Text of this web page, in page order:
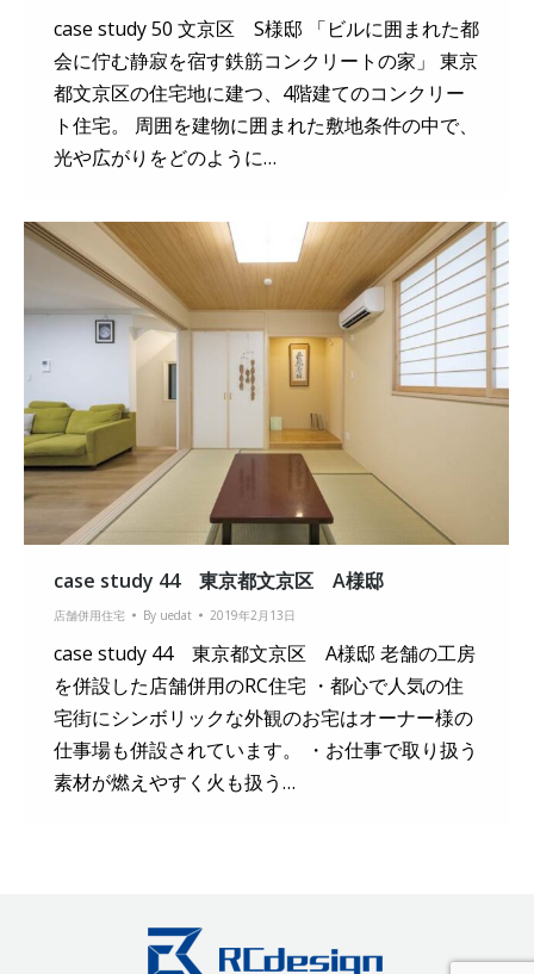
case study 50 文京区 S様邸 「ビルに囲まれた都
会に佇む静寂を宿す鉄筋コンクリートの家」 東京
都文京区の住宅地に建つ、4階建てのコンクリー
ト住宅。 周囲を建物に囲まれた敷地条件の中で、
光や広がりをどのように…
case study 44 東京都文京区 A様邸
店舗併用住宅 By uedat 2019年2月13日
case study 44 東京都文京区 A様邸 老舗の工房
を併設した店舗併用のRC住宅 ・都心で人気の住
宅街にシンボリックな外観のお宅はオーナー様の
仕事場も併設されています。 ・お仕事で取り扱う
素材が燃えやすく火も扱う…